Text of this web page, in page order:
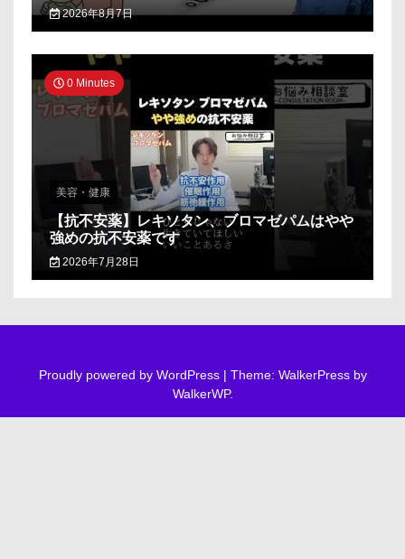
2026年8月7日
0 Minutes
美容・健康
【抗不安薬】レキソタン、ブロマゼパムはやや
強めの抗不安薬です
2026年7月28日
Proudly powered by WordPress | Theme: WalkerPress by
WalkerWP.